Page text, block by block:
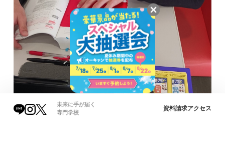
未来に手が届く
専門学校
資料請求アクセス